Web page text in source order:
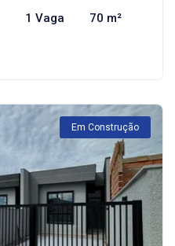
1 Vaga 70 m²
Em Construção